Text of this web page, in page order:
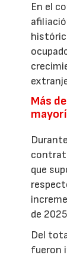
En el
Más
que
de
Del
fueron